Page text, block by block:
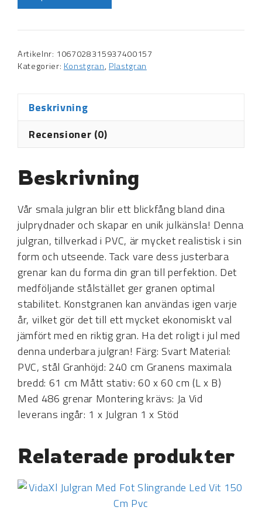
Artikelnr: 1067028315937400157
Kategorier: Konstgran, Plastgran
Beskrivning
Recensioner (0)
Beskrivning
Vår smala julgran blir ett blickfång bland dina
julprydnader och skapar en unik julkänsla! Denna
julgran, tillverkad i PVC, är mycket realistisk i sin
form och utseende. Tack vare dess justerbara
grenar kan du forma din gran till perfektion. Det
medföljande stålstället ger granen optimal
stabilitet. Konstgranen kan användas igen varje
år, vilket gör det till ett mycket ekonomiskt val
jämfört med en riktig gran. Ha det roligt i jul med
denna underbara julgran! Färg: Svart Material:
PVC, stål Granhöjd: 240 cm Granens maximala
bredd: 61 cm Mått stativ: 60 x 60 cm (L x B)
Med 486 grenar Montering krävs: Ja Vid
leverans ingår: 1 x Julgran 1 x Stöd
Relaterade produkter